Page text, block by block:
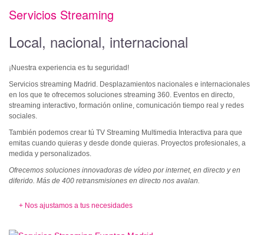
Servicios Streaming
Local, nacional, internacional
¡Nuestra experiencia es tu seguridad!
Servicios streaming Madrid. Desplazamientos nacionales e internacionales
en los que te ofrecemos soluciones streaming 360. Eventos en directo,
streaming interactivo, formación online, comunicación tiempo real y redes
sociales.
También podemos crear tú TV Streaming Multimedia Interactiva para que
emitas cuando quieras y desde donde quieras. Proyectos profesionales, a
medida y personalizados.
Ofrecemos soluciones innovadoras de vídeo por internet, en directo y en
diferido. Más de 400 retransmisiones en directo nos avalan.
+ Nos ajustamos a tus necesidades